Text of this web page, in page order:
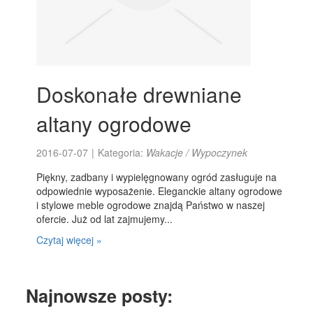
Doskonałe drewniane
altany ogrodowe
2016-07-07 | Kategoria: Wakacje / Wypoczynek
Piękny, zadbany i wypielęgnowany ogród zasługuje na
odpowiednie wyposażenie. Eleganckie altany ogrodowe
i stylowe meble ogrodowe znajdą Państwo w naszej
ofercie. Już od lat zajmujemy...
Czytaj więcej »
Najnowsze posty: